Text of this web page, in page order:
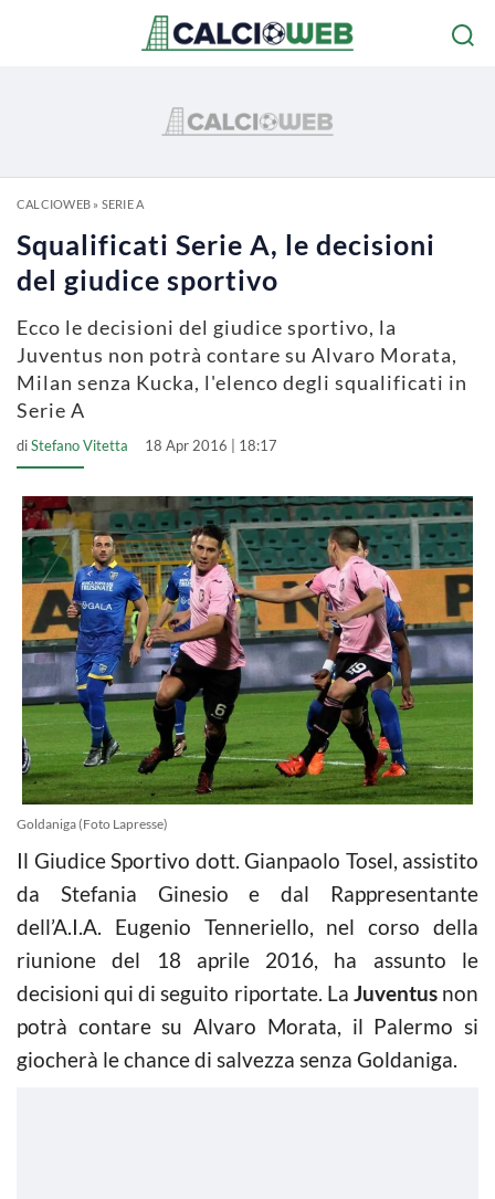
CALCIOWEB» SERIE A
Squalificati Serie A, le decisioni
del giudice sportivo
Ecco le decisioni del giudice sportivo, la
Juventus non potrà contare su Alvaro Morata,
Milan senza Kucka, l'elenco degli squalificati in
Serie A
diStefano Vitetta 18 Apr 2016 | 18:17
Goldaniga (Foto Lapresse)
Il Giudice Sportivo dott. Gianpaolo Tosel, assistito
da Stefania Ginesio e dal Rappresentante
dell’A.I.A. Eugenio Tenneriello, nel corso della
riunione del 18 aprile 2016, ha assunto le
decisioni qui di seguito riportate. La Juventusnon
potrà contare su Alvaro Morata, il Palermo si
giocherà le chance di salvezza senza Goldaniga.